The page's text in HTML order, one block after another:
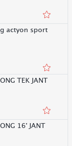
actyon sport
TEK JANT
16' JANT